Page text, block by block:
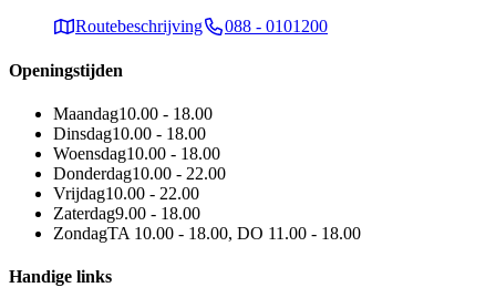
Routebeschrijving
088 - 0101200
Openingstijden
Maandag10.00 - 18.00
Dinsdag10.00 - 18.00
Woensdag10.00 - 18.00
Donderdag10.00 - 22.00
Vrijdag10.00 - 22.00
Zaterdag9.00 - 18.00
ZondagTA 10.00 - 18.00, DO 11.00 - 18.00
Handige links